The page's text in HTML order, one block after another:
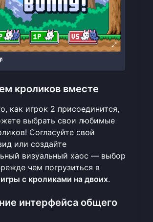
кроликов вместе
как игрок 2 присоединится,
выбрать свои любимые
Согласуйте свой
или создайте
визуальный хаос — выбор
чем погрузиться в
игры с кроликами на двоих.
интерфейса общего